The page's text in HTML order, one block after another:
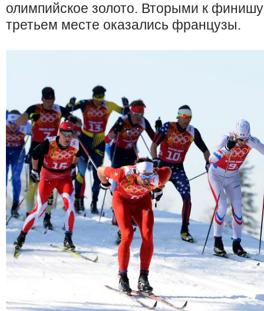
олимпийское золото. Вторыми к
третьем месте оказались французы.